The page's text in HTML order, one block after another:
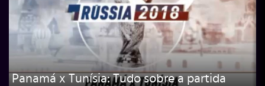
Panamá x Tunísia: Tudo sobre a partida